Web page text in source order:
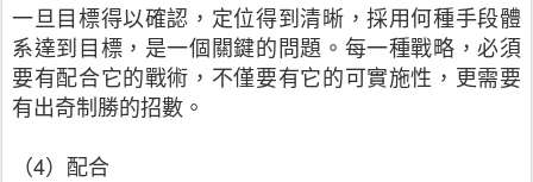
一旦目標得以確認，定位得到清晰，採用何種手段體
系達到目標，是一個關鍵的問題。每一種戰略，必須
要有配合它的戰術，不僅要有它的可實施性，更需要
有出奇制勝的招數。
（4）配合